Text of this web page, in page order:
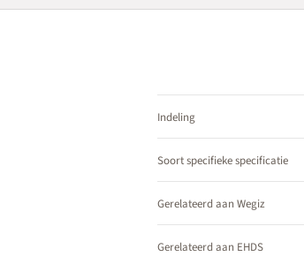
Indeling
Soort specifieke specificatie
Gerelateerd aan Wegiz
Gerelateerd aan EHDS